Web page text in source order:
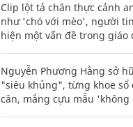
Clip lột tả chân thực cảnh
như 'chó với mèo', người
hiện một vấn đề trong giáo
Nguyễn Phương Hằng sở
"siêu khủng", từng khoe sổ
cân, mắng cựu mẫu